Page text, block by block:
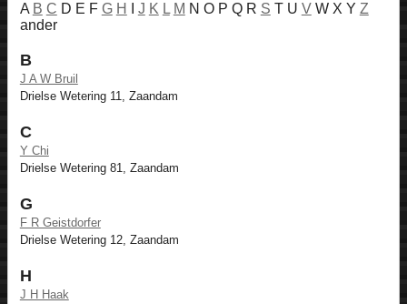
A B C D E F G H J K L M N O P Q R S T U V W X Y Z
ander
B
J A W Bruil
Drielse Wetering 11, Zaandam
C
Y Chi
Drielse Wetering 81, Zaandam
G
F R Geistdorfer
Drielse Wetering 12, Zaandam
H
J H Haak